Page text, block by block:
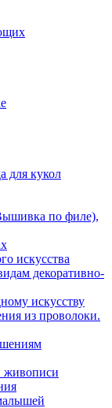
для кукол
по филе),
искусства
декоративно-
искусству
из проволоки.
живописи